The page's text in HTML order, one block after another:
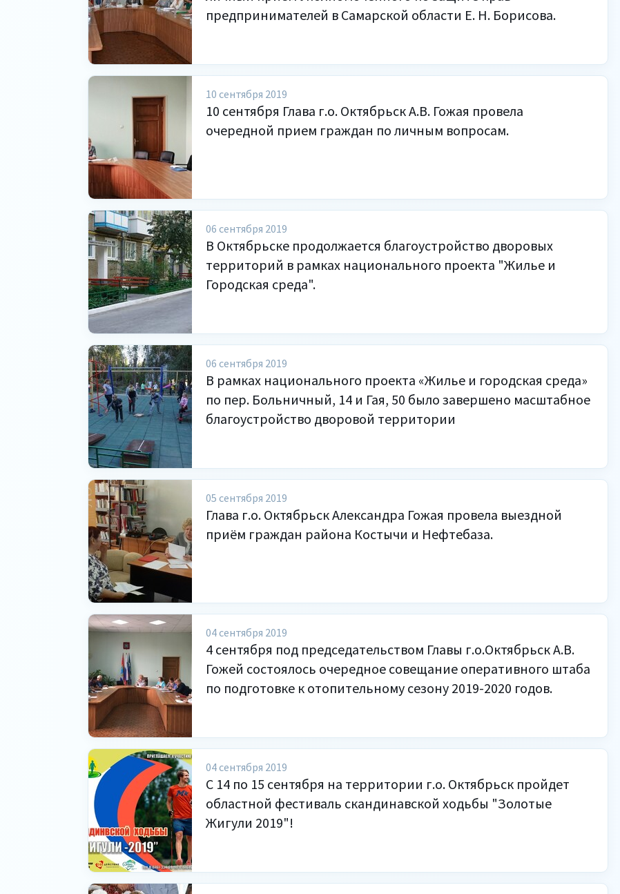
предпринимателей в Самарской области Е. Н. Борисова.
10 сентября 2019
10 сентября Глава г.о. Октябрьск А.В. Гожая провела
очередной прием граждан по личным вопросам.
06 сентября 2019
В Октябрьске продолжается благоустройство дворовых
территорий в рамках национального проекта "Жилье и
Городская среда".
06 сентября 2019
В рамках национального проекта «Жилье и городская среда»
по пер. Больничный, 14 и Гая, 50 было завершено масштабное
благоустройство дворовой территории
05 сентября 2019
Глава г.о. Октябрьск Александра Гожая провела выездной
приём граждан района Костычи и Нефтебаза.
04 сентября 2019
4 сентября под председательством Главы г.о.Октябрьск А.В.
Гожей состоялось очередное совещание оперативного штаба
по подготовке к отопительному сезону 2019-2020 годов.
04 сентября 2019
С 14 по 15 сентября на территории г.о. Октябрьск пройдет
областной фестиваль скандинавской ходьбы "Золотые
Жигули 2019"!